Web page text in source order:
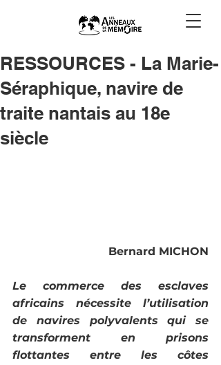
RESSOURCES - La Marie-
Séraphique, navire de
traite nantais au 18e
siècle
Bernard MICHON
Le commerce des esclaves
africains nécessite l’utilisation
de navires polyvalents qui se
transforment en prisons
flottantes entre les côtes